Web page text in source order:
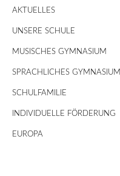
AKTUELLES
UNSERE SCHULE
MUSISCHES GYMNASIUM
SPRACHLICHES GYMNASIUM
SCHULFAMILIE
INDIVIDUELLE FÖRDERUNG
EUROPA